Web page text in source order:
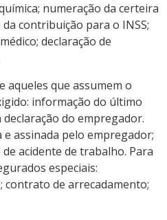
numeração da certeira
contribuição para o INSS;
declaração de
aqueles que assumem o
informação do último
do empregador.
e assinada pelo empregador;
acidente de trabalho. Para
especiais:
contrato de arrecadamento;